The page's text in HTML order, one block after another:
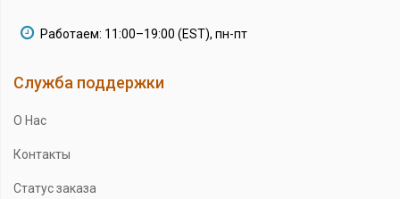
Работаем: 11:00–19:00 (EST), пн-пт
Служба поддержки
О Нас
Контакты
Статус заказа